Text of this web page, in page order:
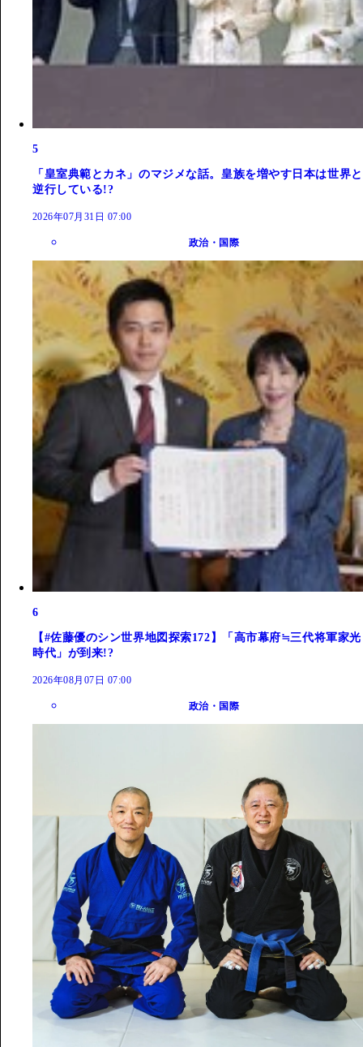
5
「皇室典範とカネ」のマジメな話。皇族を増やす日本は世界と
逆行している!?
2026年07月31日 07:00
政治・国際
6
【#佐藤優のシン世界地図探索172】「高市幕府≒三代将軍家光
時代」が到来!?
2026年08月07日 07:00
政治・国際